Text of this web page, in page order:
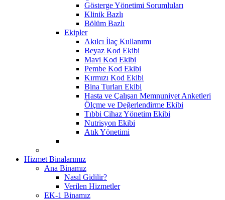
Gösterge Yönetimi Sorumluları
Klinik Bazlı
Bölüm Bazlı
Ekipler
Akılcı İlaç Kullanımı
Beyaz Kod Ekibi
Mavi Kod Ekibi
Pembe Kod Ekibi
Kırmızı Kod Ekibi
Bina Turları Ekibi
Hasta ve Çalışan Memnuniyet Anketleri
Ölçme ve Değerlendirme Ekibi
Tıbbi Cihaz Yönetim Ekibi
Nutrisyon Ekibi
Atık Yönetimi
Hizmet Binalarımız
Ana Binamız
Nasıl Gidilir?
Verilen Hizmetler
EK-1 Binamız